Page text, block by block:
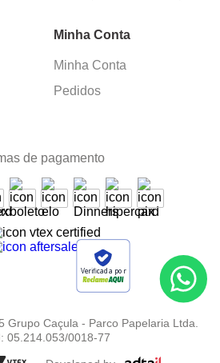
Minha Conta
Minha Conta
Pedidos
de pagamento
Verificada por
Caçula - Parco Papelaria Ltda.
05.214.053/0018-77